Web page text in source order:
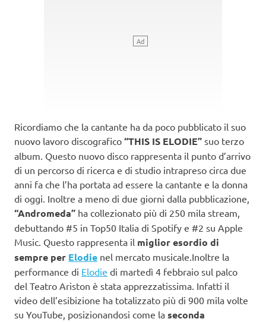
Ricordiamo che la cantante ha da poco pubblicato il suo
nuovo lavoro discografico “THIS IS ELODIE” suo terzo
album. Questo nuovo disco rappresenta il punto d’arrivo
di un percorso di ricerca e di studio intrapreso circa due
anni fa che l’ha portata ad essere la cantante e la donna
di oggi. Inoltre a meno di due giorni dalla pubblicazione,
“Andromeda” ha collezionato più di 250 mila stream,
debuttando #5 in Top50 Italia di Spotify e #2 su Apple
Music. Questo rappresenta il miglior esordio di
sempre per Elodie nel mercato musicale.Inoltre la
performance di Elodie di martedì 4 febbraio sul palco
del Teatro Ariston è stata apprezzatissima. Infatti il
video dell’esibizione ha totalizzato più di 900 mila volte
su YouTube, posizionandosi come la seconda